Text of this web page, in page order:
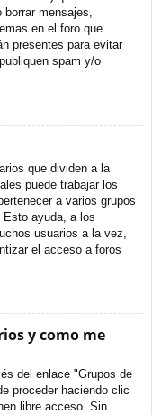
borrar mensajes,
en el foro que
presentes para evitar
spam y/o
que dividen a la
puede trabajar los
a varios grupos
Esto ayuda, a los
usuarios a la vez,
el acceso a foros
y como me
del enlace "Grupos de
proceder haciendo clic
libre acceso. Sin